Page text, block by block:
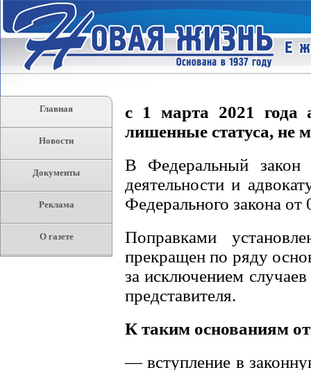
Главная
Новости
Документы
Реклама
О газете
с 1 марта 2021 года
лишенные статуса, не
В Федеральный
деятельности и
Федерального закона
Поправками
прекращен по ряду
за исключением случаев
представителя.
К таким основаниям
— вступление в